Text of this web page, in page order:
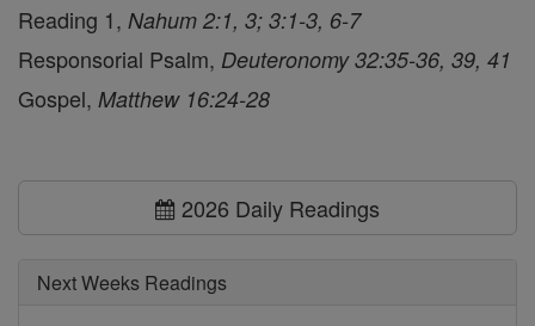
Reading 1, Nahum 2:1, 3; 3:1-3, 6-7
Responsorial Psalm, Deuteronomy 32:35-36, 39, 41
Gospel, Matthew 16:24-28
2026 Daily Readings
Next Weeks Readings